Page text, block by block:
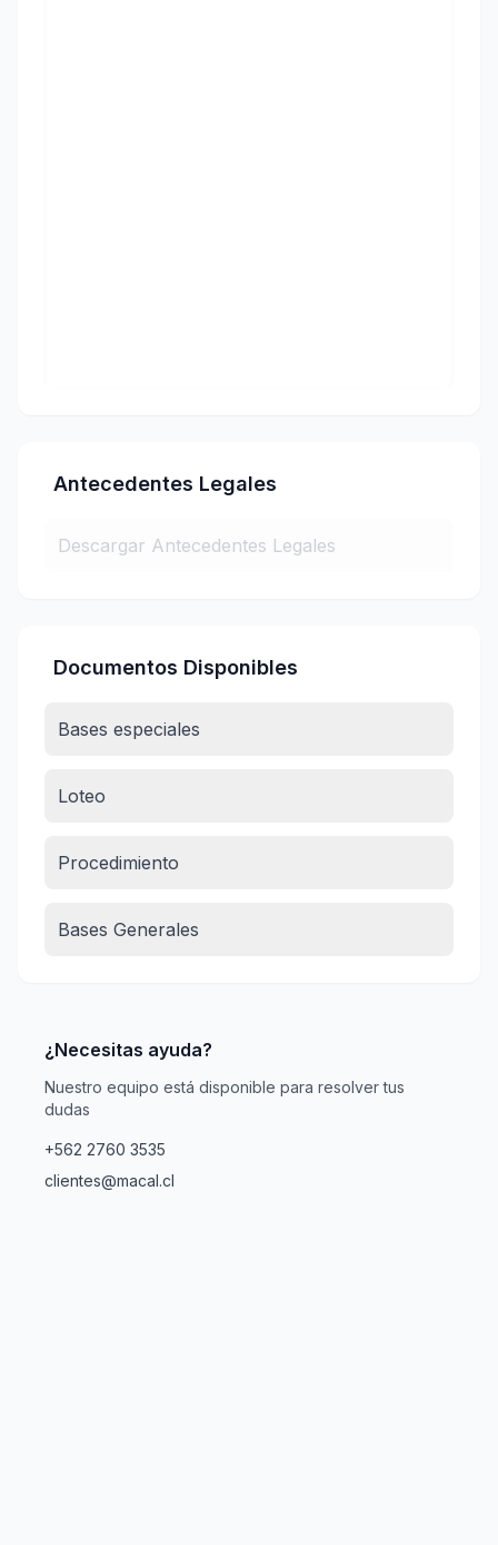
Antecedentes Legales
Descargar Antecedentes Legales
Documentos Disponibles
Bases especiales
Loteo
Procedimiento
Bases Generales
¿Necesitas ayuda?
Nuestro equipo está disponible para resolver tus
dudas
+562 2760 3535
clientes@macal.cl